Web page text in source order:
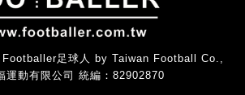
足球人 by Taiwan Football Co.,
運動有限公司 統編：82902870